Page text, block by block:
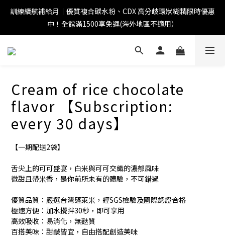
訓練續航補給月｜優質複合碳水粉、CDX 高分歧環狀糊精限時優惠
中！全館滿1500享免運(海外地區不適用）
Cream of rice chocolate
flavor 【Subscription:
every 30 days】
【一期配送2袋】
舌尖上的可可盛宴，白米與可可交織的濃郁風味
微甜且帶米香，是你前所未有的體驗，不可錯過
優質品質：嚴選台灣蓬萊米，經SGS檢驗及國際認證合格
極速方便：加水攪拌30秒，即可享用
高效吸收：易消化，無麩質
百搭美味：甜鹹皆宜，自由搭配創造美味